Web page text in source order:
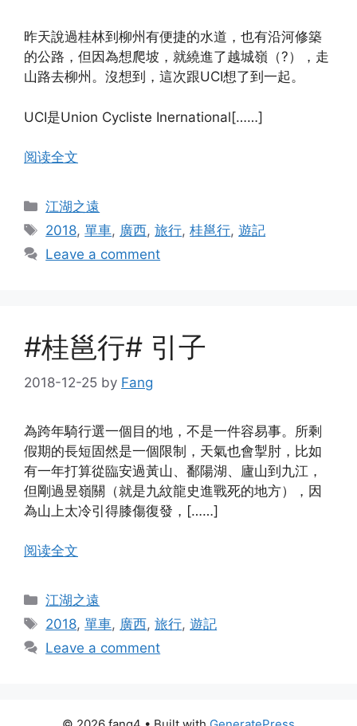
昨天說過桂林到柳州有便捷的水道，也有沿河修築
的公路，但因為想爬坡，就繞進了越城嶺（?），走
山路去柳州。沒想到，這次跟UCI想了到一起。
UCI是Union Cycliste Inernational[……]
阅读全文
Categories
江湖之遠
Tags
2018,單車, 廣西,旅行,桂邕行,遊記
Leave a comment
#桂邕行# 引子
2018-12-25 by Fang
為跨年騎行選一個目的地，不是一件容易事。所剩
假期的長短固然是一個限制，天氣也會掣肘，比如
有一年打算從臨安過黃山、鄱陽湖、廬山到九江，
但剛過昱嶺關（就是九紋龍史進戰死的地方），因
為山上太冷引得膝傷復發，[……]
阅读全文
Categories
江湖之遠
Tags
2018,單車, 廣西,旅行,遊記
Leave a comment